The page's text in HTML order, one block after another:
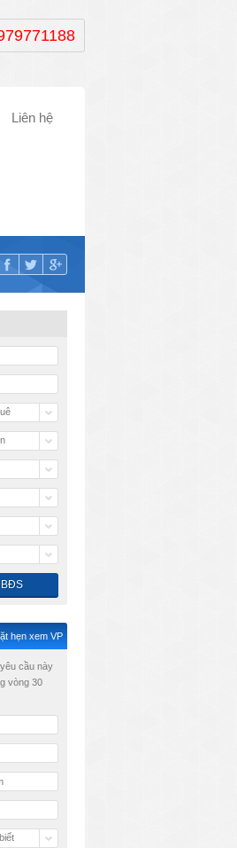
Liên hệ
hẹn xem VP
cầu này
vòng 30